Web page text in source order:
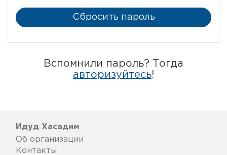
Сбросить пароль
Вспомнили пароль? Тогда
авторизуйтесь!
Идуд Хасадим
Об организации
Контакты